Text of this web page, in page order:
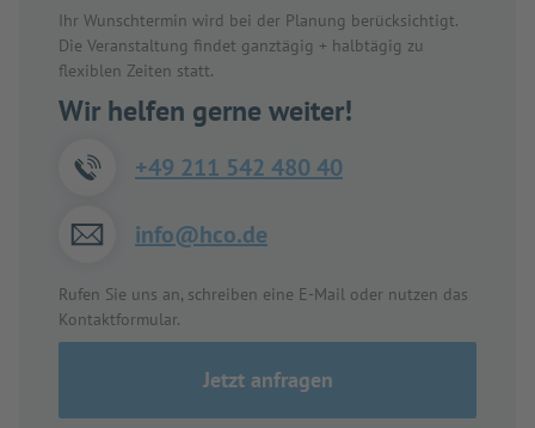
Ihr Wunschtermin wird bei der Planung berücksichtigt.
Die Veranstaltung findet ganztägig + halbtägig zu
flexiblen Zeiten statt.
Wir helfen gerne weiter!
+49 211 542 480 40
info@hco.de
Rufen Sie uns an, schreiben eine E-Mail oder nutzen das
Kontaktformular.
Jetzt anfragen